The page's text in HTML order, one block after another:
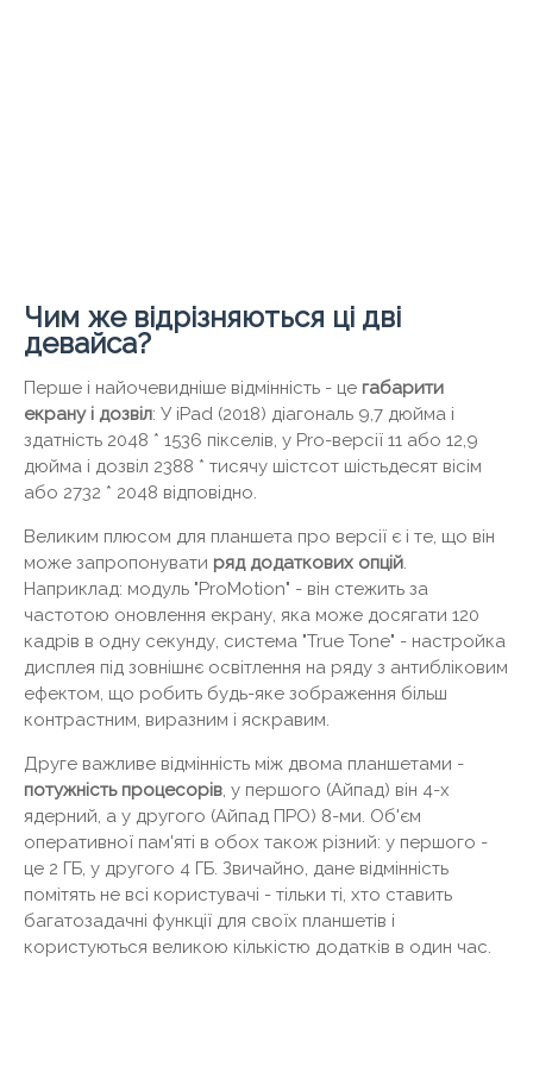
Чим же відрізняються ці дві
девайса?
Перше і найочевидніше відмінність - це габарити
екрану і дозвіл: У iPad (2018) діагональ 9,7 дюйма і
здатність 2048 * 1536 пікселів, у Pro-версії 11 або 12,9
дюйма і дозвіл 2388 * тисячу шістсот шістьдесят вісім
або 2732 * 2048 відповідно.
Великим плюсом для планшета про версії є і те, що він
може запропонувати ряд додаткових опцій.
Наприклад: модуль "ProMotion" - він стежить за
частотою оновлення екрану, яка може досягати 120
кадрів в одну секунду, система "True Tone" - настройка
дисплея під зовнішнє освітлення на ряду з антибліковим
ефектом, що робить будь-яке зображення більш
контрастним, виразним і яскравим.
Друге важливе відмінність між двома планшетами -
потужність процесорів, у першого (Айпад) він 4-х
ядерний, а у другого (Айпад ПРО) 8-ми. Об'єм
оперативної пам'яті в обох також різний: у першого -
це 2 ГБ, у другого 4 ГБ. Звичайно, дане відмінність
помітять не всі користувачі - тільки ті, хто ставить
багатозадачні функції для своїх планшетів і
користуються великою кількістю додатків в один час.